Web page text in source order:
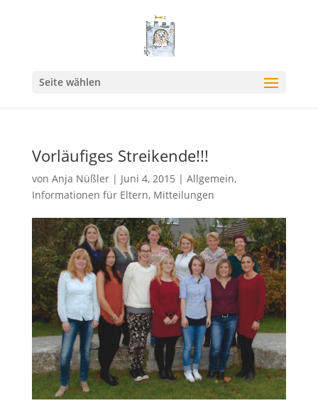
Seite wählen
Vorläufiges Streikende!!!
von Anja Nüßler| Juni 4, 2015 | Allgemein,
Informationen für Eltern, Mitteilungen